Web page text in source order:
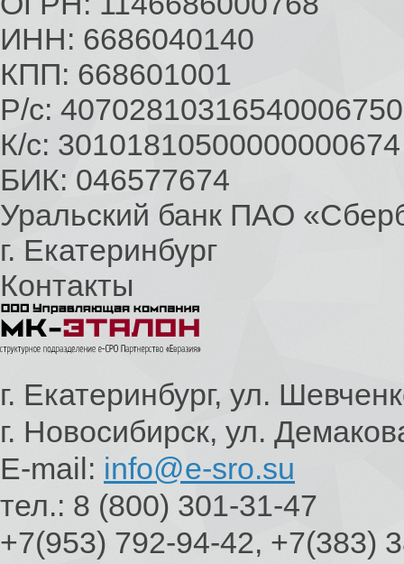
ИНН: 6686040140
КПП: 668601001
Р/с: 40702810316540006750
К/с: 30101810500000000674
БИК: 046577674
Уральский банк ПАО
г. Екатеринбург
Контакты
г. Екатеринбург, ул.
г. Новосибирск, ул.
E-mail: info@e-sro.su
тел.: 8 (800) 301-31-47
+7(953) 792-94-42, +7(383)